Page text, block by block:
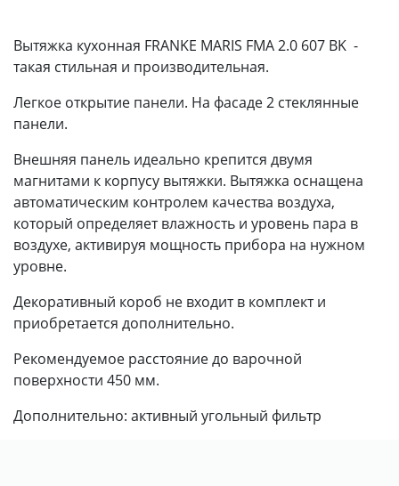
Вытяжка кухонная FRANKE MARIS FMA 2.0 607 BK -
такая стильная и производительная.
Легкое открытие панели. На фасаде 2 стеклянные
панели.
Внешняя панель идеально крепится двумя
магнитами к корпусу вытяжки. Вытяжка оснащена
автоматическим контролем качества воздуха,
который определяет влажность и уровень пара в
воздухе, активируя мощность прибора на нужном
уровне.
Декоративный короб не входит в комплект и
приобретается дополнительно.
Рекомендуемое расстояние до варочной
поверхности 450 мм.
Дополнительно: активный угольный фильтр